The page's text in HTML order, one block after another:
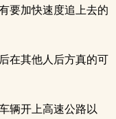
要加快速度追上去的
在其他人后方真的可
辆开上高速公路以